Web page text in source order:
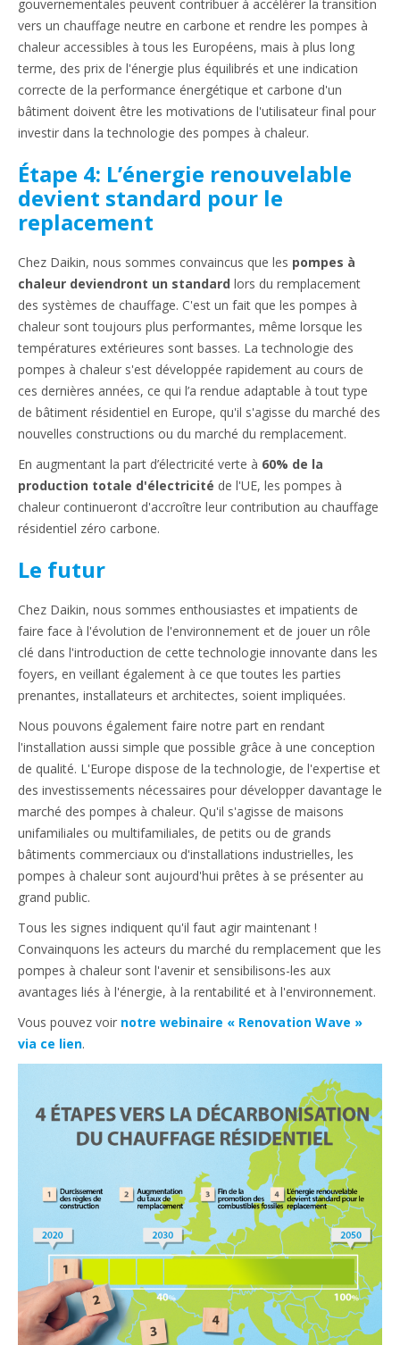
gouvernementales peuvent contribuer à accélérer la transition
vers un chauffage neutre en carbone et rendre les pompes à
chaleur accessibles à tous les Européens, mais à plus long
terme, des prix de l'énergie plus équilibrés et une indication
correcte de la performance énergétique et carbone d'un
bâtiment doivent être les motivations de l'utilisateur final pour
investir dans la technologie des pompes à chaleur.
Étape 4: L’énergie renouvelable
devient standard pour le
replacement
Chez Daikin, nous sommes convaincus que les pompes à
chaleur deviendront un standard lors du remplacement
des systèmes de chauffage. C'est un fait que les pompes à
chaleur sont toujours plus performantes, même lorsque les
températures extérieures sont basses. La technologie des
pompes à chaleur s'est développée rapidement au cours de
ces dernières années, ce qui l’a rendue adaptable à tout type
de bâtiment résidentiel en Europe, qu'il s'agisse du marché des
nouvelles constructions ou du marché du remplacement.
En augmentant la part d’électricité verte à 60% de la
production totale d'électricité de l'UE, les pompes à
chaleur continueront d'accroître leur contribution au chauffage
résidentiel zéro carbone.
Le futur
Chez Daikin, nous sommes enthousiastes et impatients de
faire face à l'évolution de l'environnement et de jouer un rôle
clé dans l'introduction de cette technologie innovante dans les
foyers, en veillant également à ce que toutes les parties
prenantes, installateurs et architectes, soient impliquées.
Nous pouvons également faire notre part en rendant
l'installation aussi simple que possible grâce à une conception
de qualité. L'Europe dispose de la technologie, de l'expertise et
des investissements nécessaires pour développer davantage le
marché des pompes à chaleur. Qu'il s'agisse de maisons
unifamiliales ou multifamiliales, de petits ou de grands
bâtiments commerciaux ou d'installations industrielles, les
pompes à chaleur sont aujourd'hui prêtes à se présenter au
grand public.
Tous les signes indiquent qu'il faut agir maintenant !
Convainquons les acteurs du marché du remplacement que les
pompes à chaleur sont l'avenir et sensibilisons-les aux
avantages liés à l'énergie, à la rentabilité et à l'environnement.
Vous pouvez voir notre webinaire « Renovation Wave »
via ce lien.